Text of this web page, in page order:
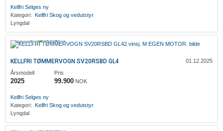
Kellfri Selges ny
Kategori: Kellfri Skog og vedutstyr
Lyngdal
KELLFRI TØMMERVOGN SV20RSBD GL4
01.12.2025
Årsmodell
2025
Pris
99.900 NOK
Kellfri Selges ny
Kategori: Kellfri Skog og vedutstyr
Lyngdal